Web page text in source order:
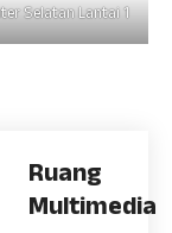
Selatan Lantai 1
Ruang
Multimedia